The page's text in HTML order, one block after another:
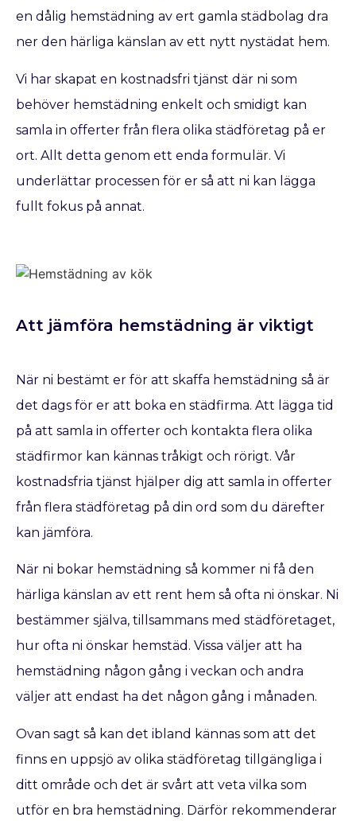
en dålig hemstädning av ert gamla städbolag dra
ner den härliga känslan av ett nytt nystädat hem.
Vi har skapat en kostnadsfri tjänst där ni som
behöver hemstädning enkelt och smidigt kan
samla in offerter från flera olika städföretag på er
ort. Allt detta genom ett enda formulär. Vi
underlättar processen för er så att ni kan lägga
fullt fokus på annat.
Att jämföra hemstädning är viktigt
När ni bestämt er för att skaffa hemstädning så är
det dags för er att boka en städfirma. Att lägga tid
på att samla in offerter och kontakta flera olika
städfirmor kan kännas tråkigt och rörigt. Vår
kostnadsfria tjänst hjälper dig att samla in offerter
från flera städföretag på din ord som du därefter
kan jämföra.
När ni bokar hemstädning så kommer ni få den
härliga känslan av ett rent hem så ofta ni önskar. Ni
bestämmer själva, tillsammans med städföretaget,
hur ofta ni önskar hemstäd. Vissa väljer att ha
hemstädning någon gång i veckan och andra
väljer att endast ha det någon gång i månaden.
Ovan sagt så kan det ibland kännas som att det
finns en uppsjö av olika städföretag tillgängliga i
ditt område och det är svårt att veta vilka som
utför en bra hemstädning. Därför rekommenderar